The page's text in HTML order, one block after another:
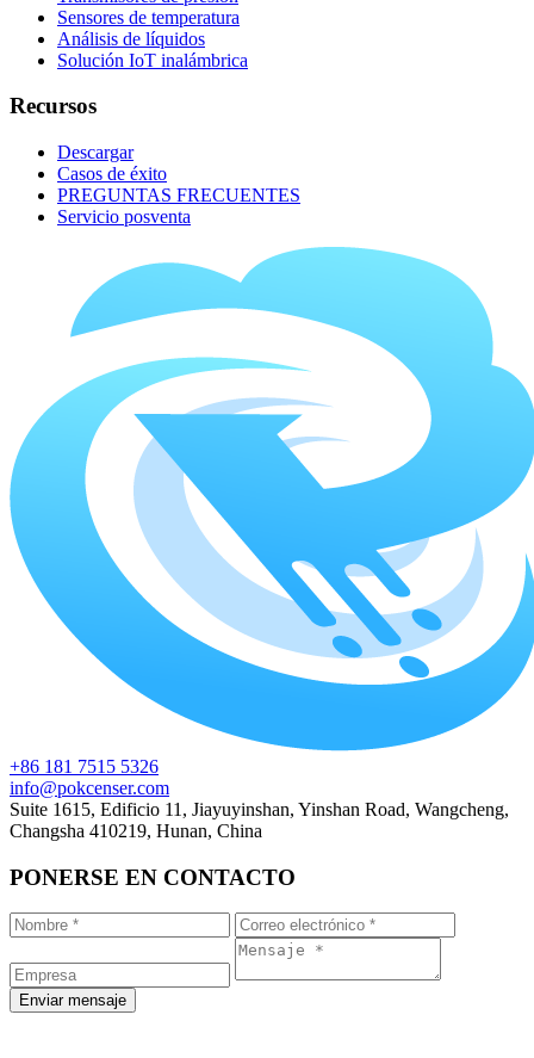
Sensores de temperatura
Análisis de líquidos
Solución IoT inalámbrica
Recursos
Descargar
Casos de éxito
PREGUNTAS FRECUENTES
Servicio posventa
+86 181 7515 5326
info@pokcenser.com
Suite 1615, Edificio 11, Jiayuyinshan, Yinshan Road, Wangcheng,
Changsha 410219, Hunan, China
PONERSE EN CONTACTO
Enviar mensaje